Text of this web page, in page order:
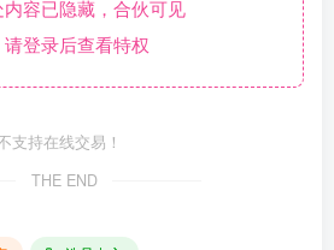
容已隐藏，合伙可见
登录后查看特权
支持在线交易！
THE END